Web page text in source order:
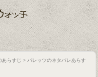
あらすじ > バレッツのネタバレあらす